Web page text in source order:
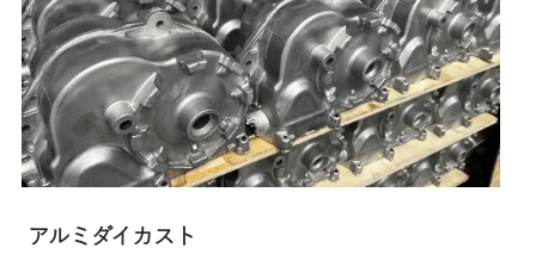
アルミダイカスト